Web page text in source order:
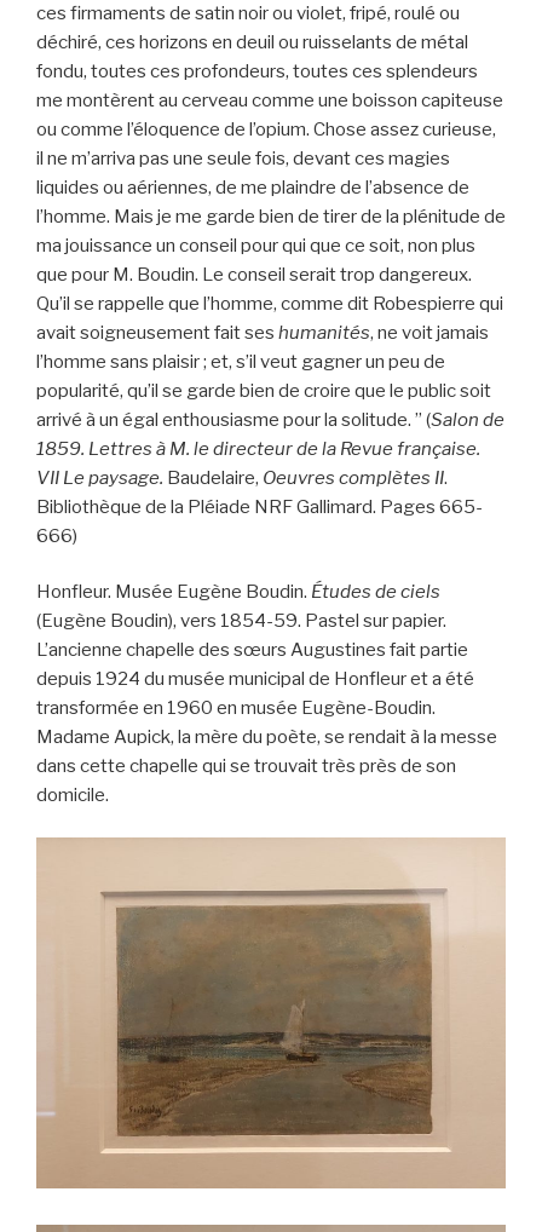
ces firmaments de satin noir ou violet, fripé, roulé ou
déchiré, ces horizons en deuil ou ruisselants de métal
fondu, toutes ces profondeurs, toutes ces splendeurs
me montèrent au cerveau comme une boisson capiteuse
ou comme l’éloquence de l’opium. Chose assez curieuse,
il ne m’arriva pas une seule fois, devant ces magies
liquides ou aériennes, de me plaindre de l’absence de
l’homme. Mais je me garde bien de tirer de la plénitude de
ma jouissance un conseil pour qui que ce soit, non plus
que pour M. Boudin. Le conseil serait trop dangereux.
Qu’il se rappelle que l’homme, comme dit Robespierre qui
avait soigneusement fait ses humanités, ne voit jamais
l’homme sans plaisir ; et, s’il veut gagner un peu de
popularité, qu’il se garde bien de croire que le public soit
arrivé à un égal enthousiasme pour la solitude. ” (Salon de
1859. Lettres à M. le directeur de la Revue française.
VII Le paysage. Baudelaire, Oeuvres complètes II.
Bibliothèque de la Pléiade NRF Gallimard. Pages 665-
666)
Honfleur. Musée Eugène Boudin. Études de ciels
(Eugène Boudin), vers 1854-59. Pastel sur papier.
L’ancienne chapelle des sœurs Augustines fait partie
depuis 1924 du musée municipal de Honfleur et a été
transformée en 1960 en musée Eugène-Boudin.
Madame Aupick, la mère du poète, se rendait à la messe
dans cette chapelle qui se trouvait très près de son
domicile.